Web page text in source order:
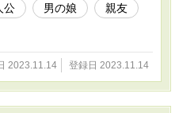
公 男の娘
親友
2023.11.14 登録日 2023.11.14